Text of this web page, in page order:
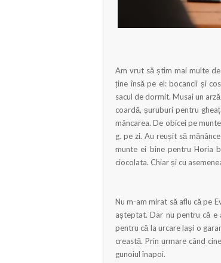
Am vrut să știm mai multe
ține însă pe el: bocancii și
sacul de dormit. Musai un
coardă, șuruburi pentru
mâncarea. De obicei pe
g. pe zi. Au reușit să
munte ei bine pentru Horia
ciocolata. Chiar și cu
Nu m-am mirat să aflu că pe
așteptat. Dar nu pentru că
pentru că la urcare lași o
creastă. Prin urmare când
gunoiul înapoi.